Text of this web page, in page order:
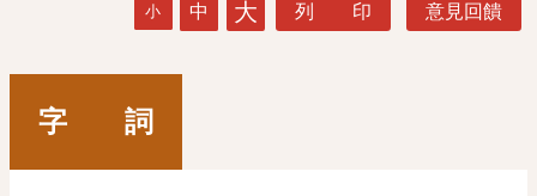
小 中 大 列 印 意見回饋
字 詞